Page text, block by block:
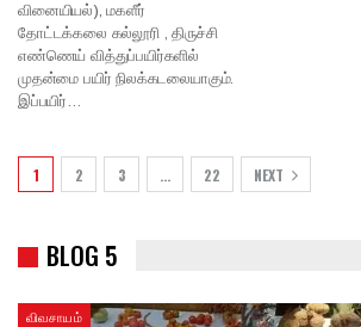
வினையியல்), மகளீர்
தோட்டக்கலை கல்லூரி , திருச்சி
எண்ணெய் வித்துப்பயிர்களில்
முதன்மை பயிர் நிலக்கடலையாகும்.
இப்பயிர்…
1 2 3 … 22 NEXT
BLOG 5
விவசாயம்